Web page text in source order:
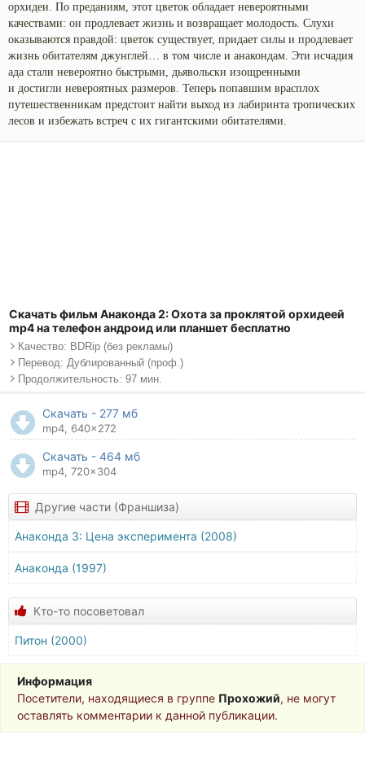
орхидеи. По преданиям, этот цветок обладает невероятными
качествами: он продлевает жизнь и возвращает молодость. Слухи
оказываются правдой: цветок существует, придает силы и продлевает
жизнь обитателям джунглей… в том числе и анакондам. Эти исчадия
ада стали невероятно быстрыми, дьявольски изощренными
и достигли невероятных размеров. Теперь попавшим врасплох
путешественникам предстоит найти выход из лабиринта тропических
лесов и избежать встреч с их гигантскими обитателями.
Скачать фильм Анаконда 2: Охота за проклятой орхидеей
mp4 на телефон андроид или планшет бесплатно
Качество: BDRip (без рекламы)
Перевод: Дублированный (проф.)
Продолжительность: 97 мин.
Скачать - 277 мб
mp4, 640x272
Скачать - 464 мб
mp4, 720x304
Другие части (Франшиза)
Анаконда 3: Цена эксперимента (2008)
Анаконда (1997)
Кто-то посоветовал
Питон (2000)
Информация
Посетители, находящиеся в группе Прохожий, не могут
оставлять комментарии к данной публикации.